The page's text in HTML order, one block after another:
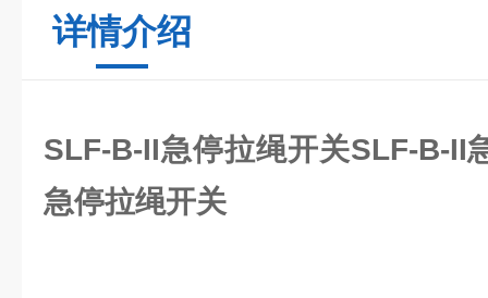
详情介绍
SLF-B-II急停拉绳开关SLF-B-II
急停拉绳开关